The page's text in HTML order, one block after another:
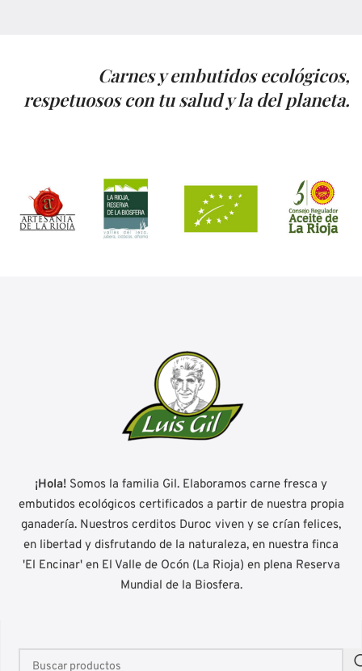
Carnes y embutidos ecológicos,
respetuosos con tu salud y la del planeta.
¡Hola! Somos la familia Gil. Elaboramos carne fresca y
embutidos ecológicos certificados a partir de nuestra propia
ganadería. Nuestros cerditos Duroc viven y se crían felices,
en libertad y disfrutando de la naturaleza, en nuestra finca
'El Encinar' en El Valle de Ocón (La Rioja) en plena Reserva
Mundial de la Biosfera.